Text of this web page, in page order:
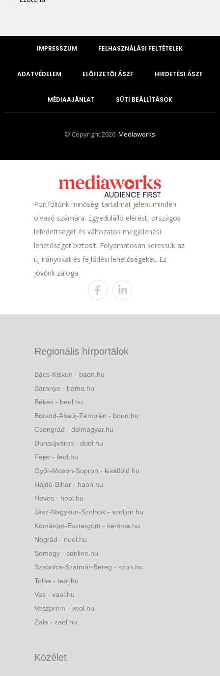
IMPRESSZUM FELHASZNÁLÁSI FELTÉTELEK
ADATVÉDELEM ELŐFIZETŐI ÁSZF HIRDETÉSI ÁSZF
MÉDIAAJÁNLAT SÜTI BEÁLLÍTÁSOK
© Copyright 2026.Mediaworks
Portfóliónk minőségi tartalmat jelent minden
olvasó számára. Egyedülálló elérést, országos
lefedettséget és változatos megjelenési
lehetőséget biztosít. Folyamatosan keressük az
új irányokat és fejlődési lehetőségeket. Ez
jövőnk záloga.
Regionális hírportálok
Bács-Kiskun - baon.hu
Baranya - bama.hu
Békés - beol.hu
Borsod-Abaúj-Zemplén - boon.hu
Csongrád - delmagyar.hu
Dunaújváros - duol.hu
Fejér - feol.hu
Győr-Moson-Sopron - kisalfold.hu
Hajdú-Bihar - haon.hu
Heves - heol.hu
Jász-Nagykun-Szolnok - szoljon.hu
Komárom-Esztergom - kemma.hu
Nógrád - nool.hu
Somogy - sonline.hu
Szabolcs-Szatmár-Bereg - szon.hu
Tolna - teol.hu
Vas - vaol.hu
Veszprém - veol.hu
Zala - zaol.hu
Közélet